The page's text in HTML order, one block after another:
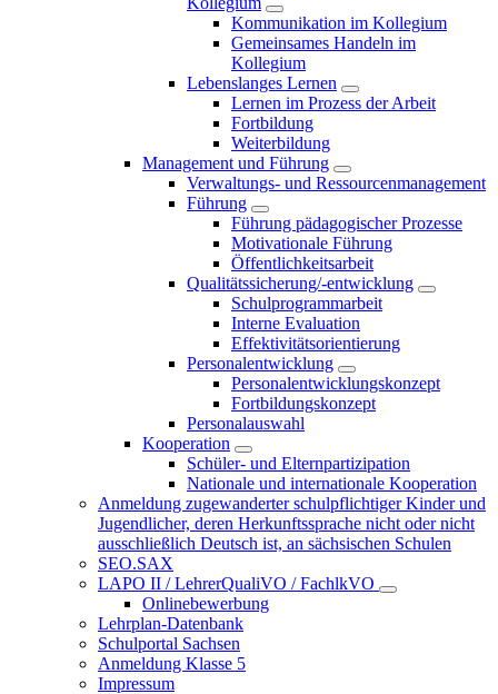
Kommunikation im Kollegium
Gemeinsames Handeln im
Kollegium
Lebenslanges Lernen
Lernen im Prozess der Arbeit
Fortbildung
Weiterbildung
Management und Führung
Verwaltungs- und Ressourcenmanagement
Führung
Führung pädagogischer Prozesse
Motivationale Führung
Öffentlichkeitsarbeit
Qualitätssicherung/-entwicklung
Schulprogrammarbeit
Interne Evaluation
Effektivitätsorientierung
Personalentwicklung
Personalentwicklungskonzept
Fortbildungskonzept
Personalauswahl
Kooperation
Schüler- und Elternpartizipation
Nationale und internationale Kooperation
Anmeldung zugewanderter schulpflichtiger Kinder und
Jugendlicher, deren Herkunftssprache nicht oder nicht
ausschließlich Deutsch ist, an sächsischen Schulen
SEO.SAX
LAPO II / LehrerQualiVO / FachlkVO
Onlinebewerbung
Lehrplan-Datenbank
Schulportal Sachsen
Anmeldung Klasse 5
Impressum